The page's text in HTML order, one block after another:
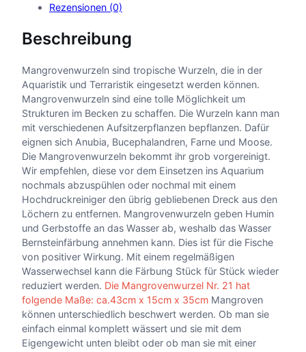
v
n
w
u
r
z
e
l
N
r
.
2
1
M
e
n
g
e
Rezensionen (0)
Beschreibung
Mangrovenwurzeln sind tropische Wurzeln, die in der
Aquaristik und Terraristik eingesetzt werden können.
Mangrovenwurzeln sind eine tolle Möglichkeit um
Strukturen im Becken zu schaffen. Die Wurzeln kann man
mit verschiedenen Aufsitzerpflanzen bepflanzen. Dafür
eignen sich Anubia, Bucephalandren, Farne und Moose.
Die Mangrovenwurzeln bekommt ihr grob vorgereinigt.
Wir empfehlen, diese vor dem Einsetzen ins Aquarium
nochmals abzuspühlen oder nochmal mit einem
Hochdruckreiniger den übrig gebliebenen Dreck aus den
Löchern zu entfernen. Mangrovenwurzeln geben Humin
und Gerbstoffe an das Wasser ab, weshalb das Wasser
Bernsteinfärbung annehmen kann. Dies ist für die Fische
von positiver Wirkung. Mit einem regelmäßigen
Wasserwechsel kann die Färbung Stück für Stück wieder
reduziert werden. Die Mangrovenwurzel Nr. 21 hat
folgende Maße: ca.43cm x 15cm x 35cm Mangroven
können unterschiedlich beschwert werden. Ob man sie
einfach einmal komplett wässert und sie mit dem
Eigengewicht unten bleibt oder ob man sie mit einer